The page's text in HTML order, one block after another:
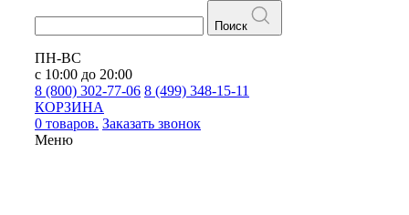
Поиск
ПН-ВС
с 10:00 до 20:00
8 (800) 302-77-06 8 (499) 348-15-11
КОРЗИНА
0 товаров. Заказать звонок
Меню